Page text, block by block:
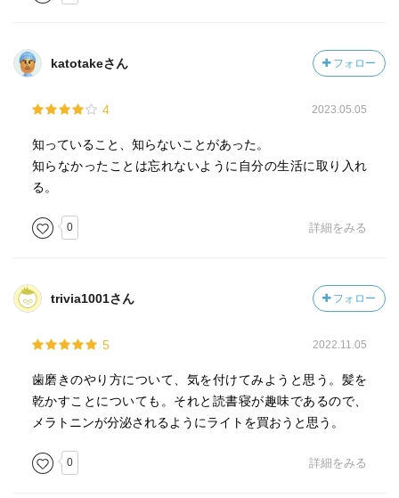
katotakeさん フォロー
4 2023.05.05
知っていること、知らないことがあった。
知らなかったことは忘れないように自分の生活に取り入れ
る。
0 詳細をみる
trivia1001さん フォロー
5 2022.11.05
歯磨きのやり方について、気を付けてみようと思う。髪を
乾かすことについても。それと読書寝が趣味であるので、
メラトニンが分泌されるようにライトを買おうと思う。
0 詳細をみる